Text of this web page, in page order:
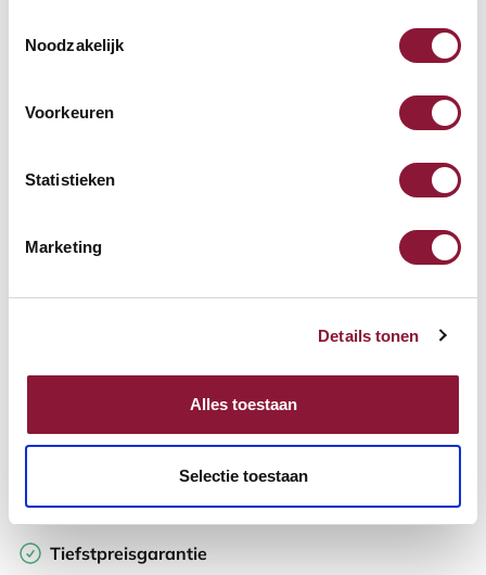
Noodzakelijk
Voorkeuren
Statistieken
Marketing
Details tonen
Alles toestaan
Selectie toestaan
Verfügbar
Auf der Suche nach Stückzahlen? Machen Sie Ihren Arbeitsplatz
komplett und fordern Sie direkt ein individuelles Angebot an.
Zur Vergleichsliste hinzufügen
Tiefstpreisgarantie